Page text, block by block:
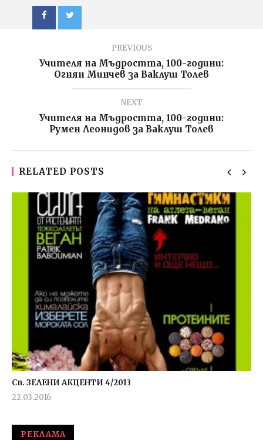
PREVIOUS
Учителя на Мъдростта, 100-години:
Огнян Минчев за Ваклуш Толев
NEXT
Учителя на Мъдростта, 100-години:
Румен Леонидов за Ваклуш Толев
RELATED POSTS
Сп. ЗЕЛЕНИ АКЦЕНТИ 4/2013
22.03.2016
РЕКЛАМА